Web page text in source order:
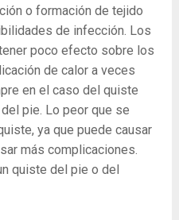
o formación de tejido
de infección. Los
poco efecto sobre los
de calor a veces
en el caso del quiste
pie. Lo peor que se
ya que puede causar
más complicaciones.
quiste del pie o del